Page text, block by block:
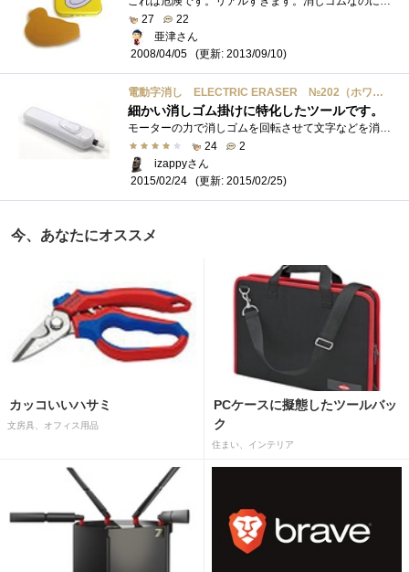
27
22
亜津さん
2008/04/05
(更新: 2013/09/10)
電動字消し ELECTRIC ERASER №202（ホワイト）
細かい消しゴム掛けに特化したツールです。
モーターの力で消しゴムを回転させて文字などを消す道具です。 こういうのは子供の頃に欲しかったなぁwおものだちさんのモチモノで存在は知�...
24
2
izappyさん
2015/02/24
(更新: 2015/02/25)
今、あなたにオススメ
カッコいいハサミ
文房具、オフィス用品
PCケースに擬態したツールバッ
ク
住まい、インテリア